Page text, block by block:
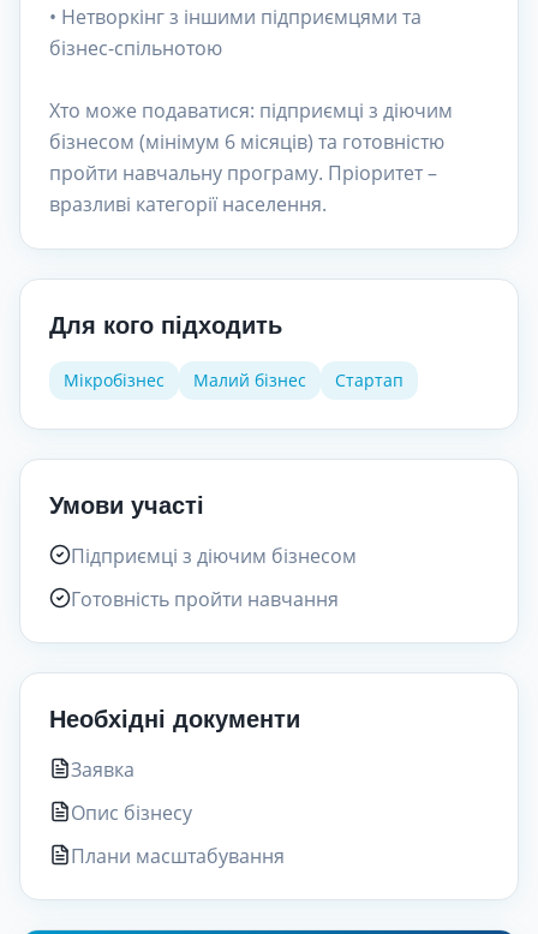
• Нетворкінг з іншими підприємцями та
бізнес-спільнотою
Хто може подаватися: підприємці з діючим
бізнесом (мінімум 6 місяців) та готовністю
пройти навчальну програму. Пріоритет –
вразливі категорії населення.
Для кого підходить
Мікробізнес Малий бізнес Стартап
Умови участі
Підприємці з діючим бізнесом
Готовність пройти навчання
Необхідні документи
Заявка
Опис бізнесу
Плани масштабування